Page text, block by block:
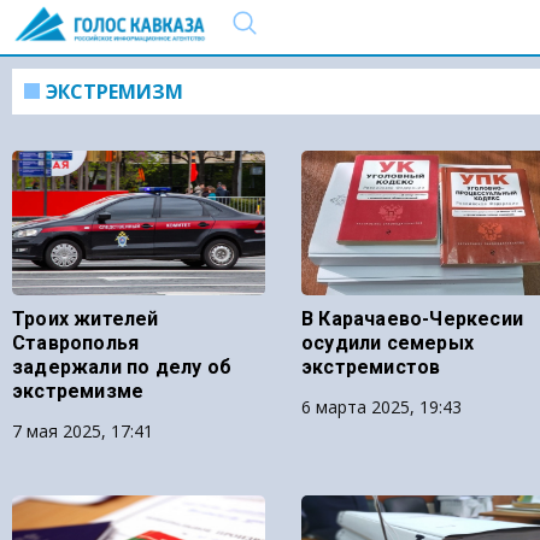
ЭКСТРЕМИЗМ
Троих жителей
Ставрополья
задержали по делу об
экстремизме
7 мая 2025, 17:41
В Карачаево-Черкесии
осудили семерых
экстремистов
6 марта 2025, 19:43